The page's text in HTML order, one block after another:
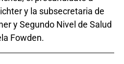
y la subsecretaria de
y Segundo Nivel de Salud
Fowden.